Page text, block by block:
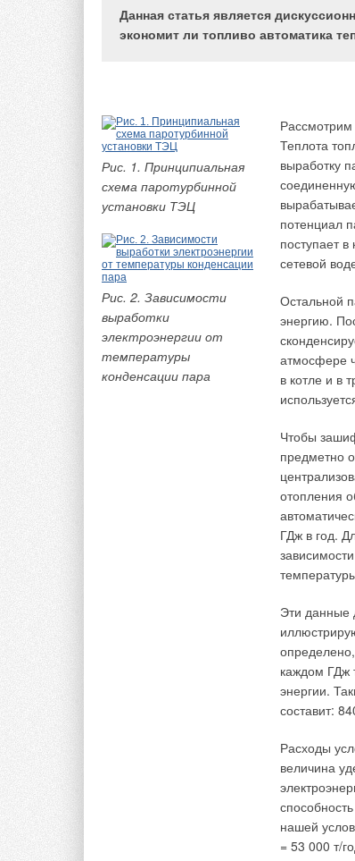
Данная статья является
экономит ли топливо автоматика
Рис. 1. Принципиальная
схема паротурбинной
установки ТЭЦ
Рис. 2. Зависимости
выработки
электроэнергии от
температуры
конденсации пара
Теплота
выработку
потенциал
поступает
сетевой
Остальной
энергию.
атмосфере
в котле и в
Чтобы
предметно
отопления
ГДж в год.
Эти данные
каждом ГДж
энергии.
составит:
Расходы
величина
нашей
= 53 000 т/
теме
разных
«главного
членов-
Например, в
нескольких
Венгрии
отвечают
трудности,
которых
монтаж и
Газовое